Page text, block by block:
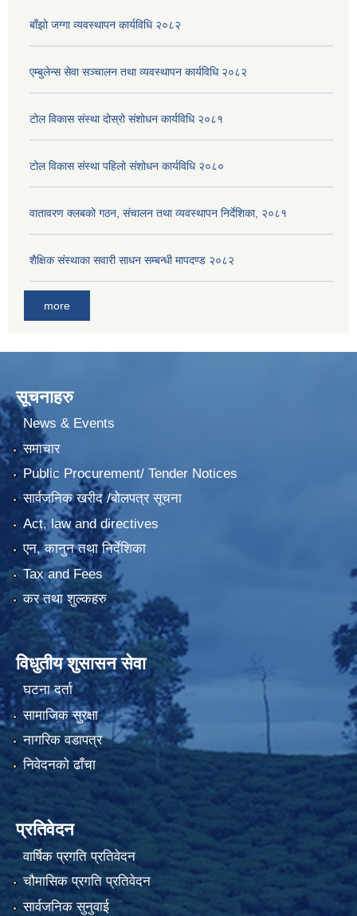
बाँझो जग्गा व्यवस्थापन कार्यविधि २०८२
एम्बुलेन्स सेवा सञ्चालन तथा व्यवस्थापन कार्यविधि २०८२
टोल विकास संस्था दोस्रो संशोधन कार्यविधि २०८१
टोल विकास संस्था पहिलो संशोधन कार्यविधि २०८०
वातावरण क्लबको गठन, संचालन तथा व्यवस्थापन निर्देशिका, २०८१
शैक्षिक संस्थाका सवारी साधन सम्बन्धी मापदण्ड २०८२
more
सूचनाहरु
News & Events
समाचार
Public Procurement/ Tender Notices
सार्वजनिक खरीद /बोलपत्र सूचना
Act, law and directives
एन, कानुन तथा निर्देशिका
Tax and Fees
कर तथा शुल्कहरु
विधुतीय शुसासन सेवा
घटना दर्ता
सामाजिक सुरक्षा
नागरिक वडापत्र
निवेदनको ढाँचा
प्रतिवेदन
वार्षिक प्रगति प्रतिवेदन
चौमासिक प्रगति प्रतिवेदन
सार्वजनिक सुनुवाई